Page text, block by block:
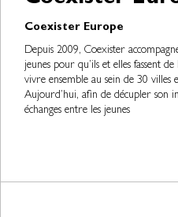
Coexister Europe
Depuis 2009, Coexister
jeunes pour qu’ils et elles fassent
vivre ensemble au sein de 30 villes
Aujourd’hui, afin de décupler son
échanges entre les jeunes